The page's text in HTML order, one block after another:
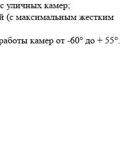
уличных камер;
(с максимальным жестким
камер от -60° до + 55°.